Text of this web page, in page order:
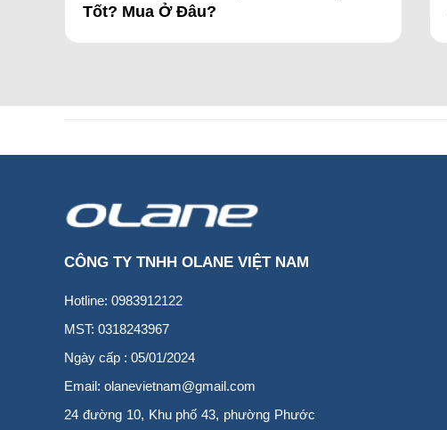
Tốt? Mua Ở Đâu?
CÔNG TY TNHH OLANE VIỆT NAM
Hotline: 0983912122
MST: 0318243967
Ngày cấp : 05/01/2024
Email: olanevietnam@gmail.com
24 đường 10, Khu phố 43, phường Phước